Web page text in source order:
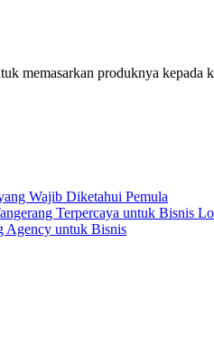
memasarkan produknya
Wajib Diketahui Pemula
Terpercaya untuk Bisnis
Agency untuk Bisnis